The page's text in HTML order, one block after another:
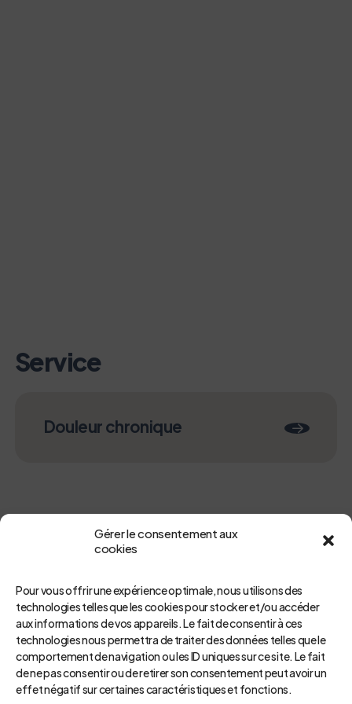
Gérer le consentement aux
cookies
Pour vous offrir une expérience optimale, nous utilisons des
technologies telles que les cookies pour stocker et/ou accéder
aux informations de vos appareils. Le fait de consentir à ces
technologies nous permettra de traiter des données telles que le
comportement de navigation ou les ID uniques sur ce site. Le fait
de ne pas consentir ou de retirer son consentement peut avoir un
effet négatif sur certaines caractéristiques et fonctions.
Service
Douleur chronique
Retour